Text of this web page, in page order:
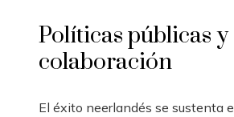
Políticas públicas y
colaboración
El éxito neerlandés se sustenta